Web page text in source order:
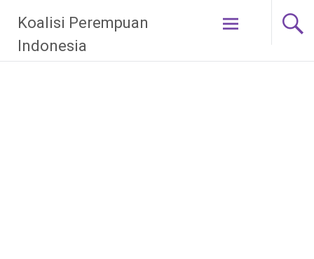
content
Koalisi Perempuan
Indonesia